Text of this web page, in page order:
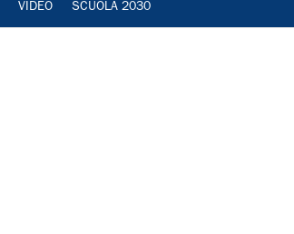
VIDEO SCUOLA 2030